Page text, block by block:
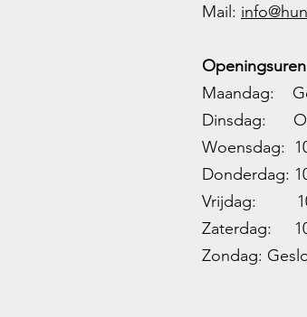
Mail:
Maandag:
Dinsdag:
Woensdag:
Donderdag:
Vrijdag:
Zaterdag:
Zondag: